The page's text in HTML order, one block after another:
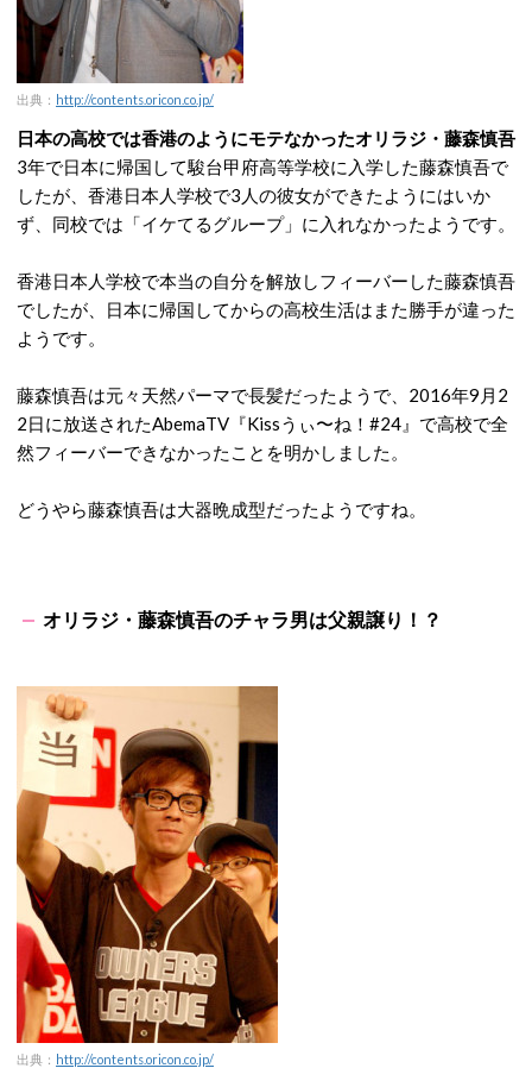
出典： http://contents.oricon.co.jp/
日本の高校では香港のようにモテなかったオリラジ・藤森慎吾
3年で日本に帰国して駿台甲府高等学校に入学した藤森慎吾で
したが、香港日本人学校で3人の彼女ができたようにはいか
ず、同校では「イケてるグループ」に入れなかったようです。
香港日本人学校で本当の自分を解放しフィーバーした藤森慎吾
でしたが、日本に帰国してからの高校生活はまた勝手が違った
ようです。
藤森慎吾は元々天然パーマで長髪だったようで、2016年9月2
2日に放送されたAbemaTV『Kissうぃ〜ね！#24』で高校で全
然フィーバーできなかったことを明かしました。
どうやら藤森慎吾は大器晩成型だったようですね。
オリラジ・藤森慎吾のチャラ男は父親譲り！？
出典： http://contents.oricon.co.jp/